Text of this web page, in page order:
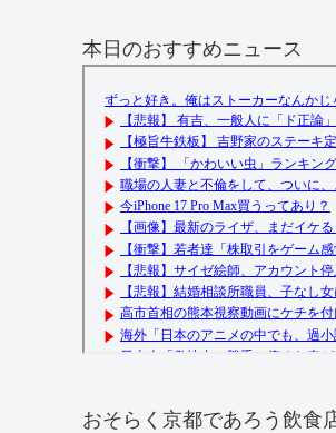
本日のおすすめニュース
おそらく京都であろう飲食